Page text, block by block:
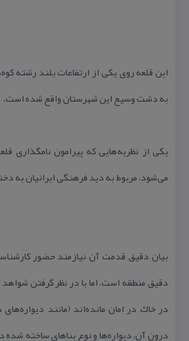
این قلعه روی یكی از ارتفاعات بلند رشته
به دشت وسیع این شهرستان واقع شده است.
یكی از نظریه‌هایی كه پیرامون نامگذاری
می‌شود، مربوط به دید فرهنگی ایرانیان به
بیان دقیق قدمت آن نیازمند حضور
دقیق منطقه است، اما با در نظر گرفتن
در خاك در امان مانده‌اند (مانند
درون آن، دیواره‌ها و نوع بناهای ساخته شده